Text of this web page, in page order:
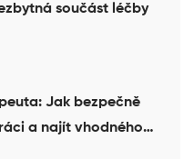
součást léčby
Jak bezpečně
a najít vhodného